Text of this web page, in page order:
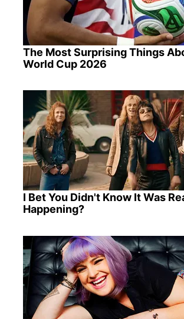
The Most Surprising Things
World Cup 2026
I Bet You Didn't Know It Was
Happening?